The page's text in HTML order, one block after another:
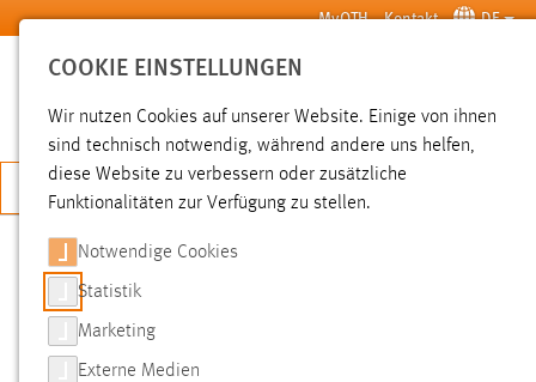
Zum Hauptinhalt springen MyOTH Kontakt DE
SUCHE
JETZT BEWERBEN
SUCHE
FILTER
COOKIE EINSTELLUNGEN
Wir nutzen Cookies auf unserer Website. Einige von ihnen
sind technisch notwendig, während andere uns helfen,
diese Website zu verbessern oder zusätzliche
Funktionalitäten zur Verfügung zu stellen.
Notwendige Cookies
Statistik
Marketing
Externe Medien